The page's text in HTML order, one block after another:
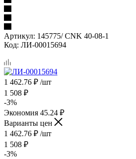
Артикул: 145775/ CNK 40-08-1
Код: ЛИ-00015694
1 462.76 ₽ /шт
1 508 ₽
-3%
Экономия 45.24 ₽
Варианты цен
1 462.76 ₽ /шт
1 508 ₽
-3%